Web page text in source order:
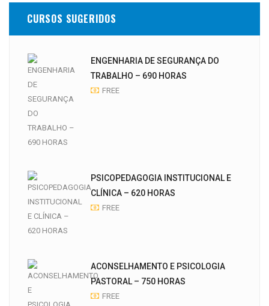
CURSOS SUGERIDOS
ENGENHARIA DE SEGURANÇA DO
TRABALHO – 690 HORAS
FREE
PSICOPEDAGOGIA INSTITUCIONAL E
CLÍNICA – 620 HORAS
FREE
ACONSELHAMENTO E PSICOLOGIA
PASTORAL – 750 HORAS
FREE